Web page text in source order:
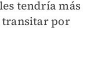
tendría más
por